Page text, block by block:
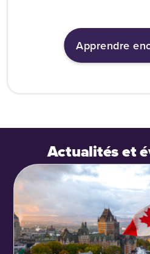
Apprendre
Actualités et